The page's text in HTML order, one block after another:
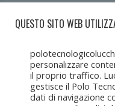
QUESTO SITO WEB
personalizzare
il proprio traffico.
gestisce il Polo
dati di navigazione